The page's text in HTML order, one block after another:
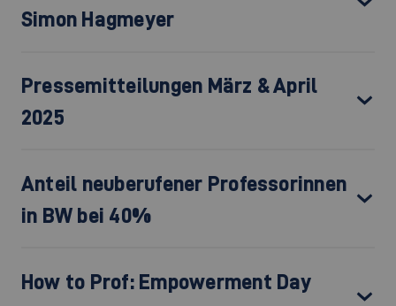
Simon Hagmeyer
Pressemitteilungen März & April
2025
Anteil neuberufener Professorinnen
in BW bei 40%
How to Prof: Empowerment Day